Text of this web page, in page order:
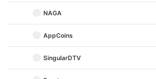
NAGA
AppCoins
SingularDTV